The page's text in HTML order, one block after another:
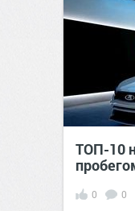
ТОП-10
0 0